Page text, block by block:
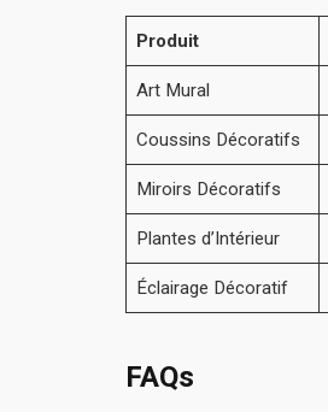
Produit
Art Mural
Coussins Décoratifs
Miroirs Décoratifs
Plantes d’Intérieur
Éclairage Décoratif
FAQs